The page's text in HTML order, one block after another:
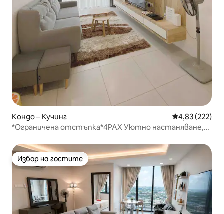
Кондо – Кучинг Средна
4,83 (222)
*Ограничена отстъпка*4PAX Уютно настаняване,
Избор на гостите
Избор на гостите